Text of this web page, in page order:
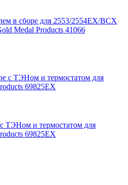
в сборе для 2553/2554EX/BCX
Medal Products 41066
ТЭНом и термостатом для
69825EX